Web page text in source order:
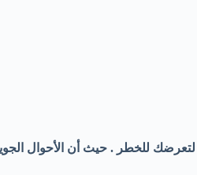
للخطر . حيث أن الأحوال